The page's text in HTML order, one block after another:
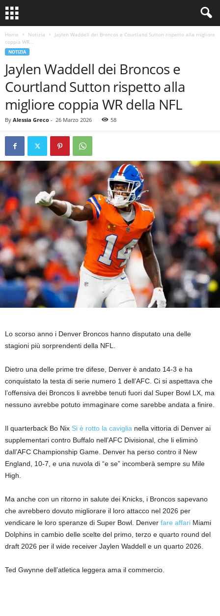
Home Notizia
Jaylen Waddell dei Broncos e Courtland Sutton rispetto alla migliore
coppia WR...
NOTIZIA
Jaylen Waddell dei Broncos e
Courtland Sutton rispetto alla
migliore coppia WR della NFL
By Alessia Greco - 26 Marzo 2026 58
Lo scorso anno i Denver Broncos hanno disputato una delle
stagioni più sorprendenti della NFL.
Dietro una delle prime tre difese, Denver è andato 14-3 e ha
conquistato la testa di serie numero 1 dell’AFC. Ci si aspettava che
l’offensiva dei Broncos li avrebbe tenuti fuori dal Super Bowl LX, ma
nessuno avrebbe potuto immaginare come sarebbe andata a finire.
Il quarterback Bo Nix Si è rotto la caviglia nella vittoria di Denver ai
supplementari contro Buffalo nell’AFC Divisional, che li eliminò
dall’AFC Championship Game. Denver ha perso contro il New
England, 10-7, e una nuvola di “e se” incomberà sempre su Mile
High.
Ma anche con un ritorno in salute dei Knicks, i Broncos sapevano
che avrebbero dovuto migliorare il loro attacco nel 2026 per
vendicare le loro speranze di Super Bowl. Denver fare affari Miami
Dolphins in cambio delle scelte del primo, terzo e quarto round del
draft 2026 per il wide receiver Jaylen Waddell e un quarto 2026.
Ted Gwynne dell’atletica leggera ama il commercio.